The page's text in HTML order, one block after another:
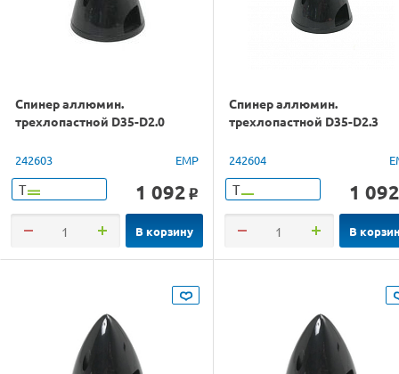
Спинер аллюмин.
трехлопастной D35-D2.0
242603 EMP
Т 1 092 o
В корзину
Спинер аллюмин.
трехлопастной D35-D2.3
242604
Т 1 092
В